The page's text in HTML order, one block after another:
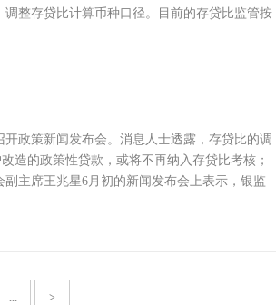
整存贷比计算币种口径。目前的存贷比监管按
政策新闻发布会。消息人士透露，存贷比的调
造的政策性贷款，或将不再纳入存贷比考核；
主席王兆星6月初的新闻发布会上表示，银监
... >